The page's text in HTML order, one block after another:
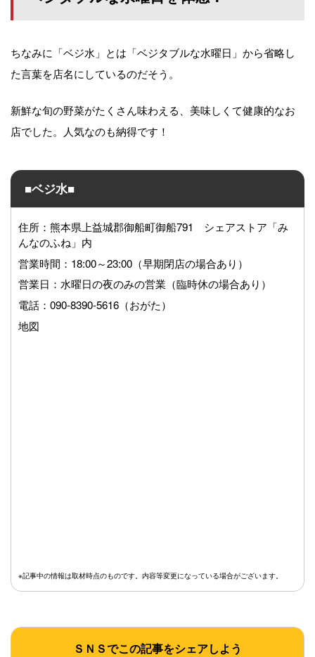
ちなみに「ベジ水」とは「ベジタブルな水曜日」から省略し
た言葉を店名にしているのだそう。
新鮮な旬の野菜がたくさん味わえる、美味しくて健康的なお
店でした。人気なのも納得です！
■ベジ水■
住所：熊本県上益城郡御船町御船791 シェアストア「み
んなのふね」内
営業時間：18:00～23:00（早期閉店の場合あり）
営業日：水曜日の夜のみの営業（臨時休の場合あり）
電話：090-8390-5616（おがた）
地図
※記事中の情報は取材時点のものです。内容等変更になっている場合がございます。
ＳＮＳでこの記事をシェアしよう